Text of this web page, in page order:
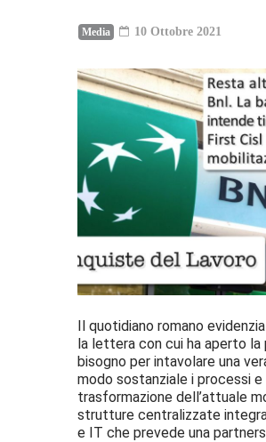
Media 10 Ottobre 2021
Il quotidiano romano
la lettera con cui ha aperto la
bisogno per intavolare una
modo sostanziale i processi
trasformazione dell’attuale
strutture centralizzate
e IT che prevede una